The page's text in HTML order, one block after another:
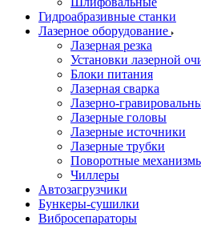
Гидроабразивные станки
Лазерное оборудование
Лазерная резка
Установки лазерной
Блоки питания
Лазерная сварка
Лазерно-
Лазерные головы
Лазерные источники
Лазерные трубки
Поворотные
Чиллеры
Автозагрузчики
Бункеры-сушилки
Вибросепараторы